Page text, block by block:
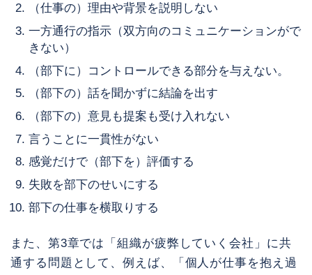
（仕事の）理由や背景を説明しない
一方通行の指示（双方向のコミュニケーションがで
きない）
（部下に）コントロールできる部分を与えない。
（部下の）話を聞かずに結論を出す
（部下の）意見も提案も受け入れない
言うことに一貫性がない
感覚だけで（部下を）評価する
失敗を部下のせいにする
部下の仕事を横取りする
また、第3章では「組織が疲弊していく会社」に共
通する問題として、例えば、「個人が仕事を抱え過